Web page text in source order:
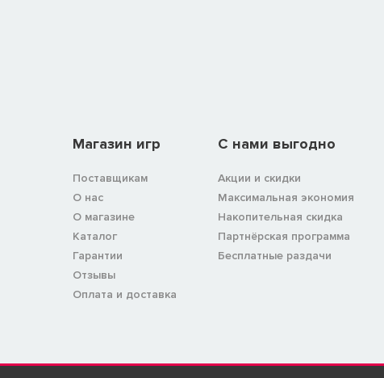
Магазин игр
Поставщикам
О нас
О магазине
Каталог
Гарантии
Отзывы
Оплата и доставка
C нами выгодно
Акции и скидки
Максимальная экономия
Накопительная скидка
Партнёрская программа
Бесплатные раздачи